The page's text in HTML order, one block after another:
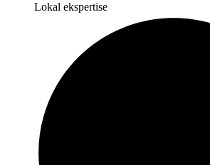
Lokal ekspertise